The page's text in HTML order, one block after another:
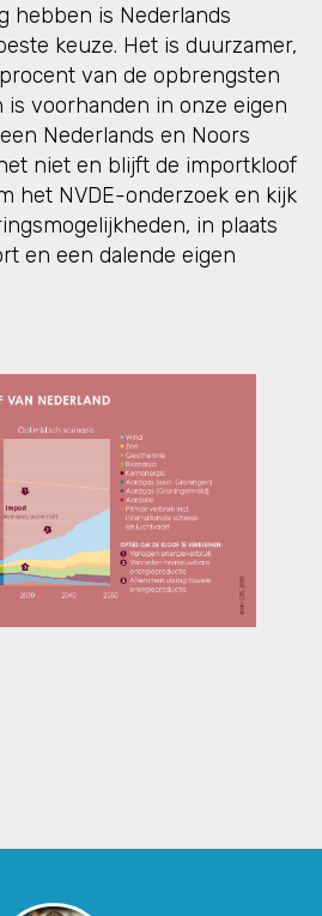
hebben is Nederlands
keuze. Het is duurzamer,
van de opbrengsten
is voorhanden in onze eigen
Nederlands en Noors
niet en blijft de importkloof
het NVDE-onderzoek en kijk
in plaats
en een dalende eigen